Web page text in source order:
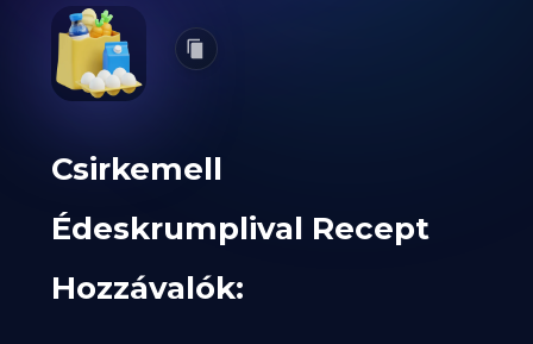
Csirkemell
Édeskrumplival Recept
Hozzávalók: